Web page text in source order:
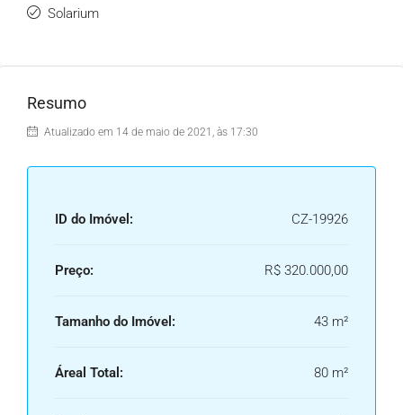
Solarium
Resumo
Atualizado em 14 de maio de 2021, às 17:30
ID do Imóvel: CZ-19926
Preço: R$ 320.000,00
Tamanho do Imóvel: 43 m²
Áreal Total: 80 m²